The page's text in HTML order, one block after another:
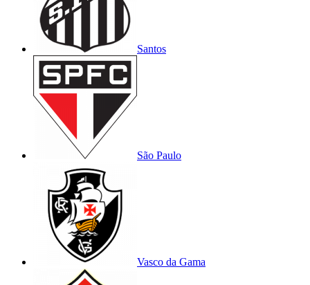
Santos
São Paulo
Vasco da Gama